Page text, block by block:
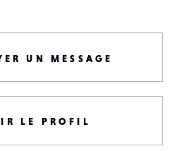
UN MESSAGE
LE PROFIL